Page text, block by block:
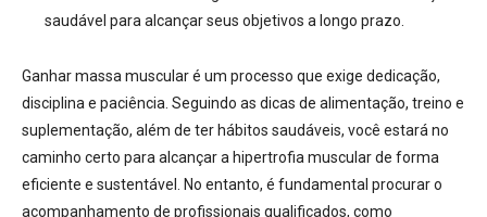
saudável para alcançar seus objetivos a longo prazo.
Ganhar massa muscular é um processo que exige dedicação,
disciplina e paciência. Seguindo as dicas de alimentação, treino e
suplementação, além de ter hábitos saudáveis, você estará no
caminho certo para alcançar a hipertrofia muscular de forma
eficiente e sustentável. No entanto, é fundamental procurar o
acompanhamento de profissionais qualificados, como